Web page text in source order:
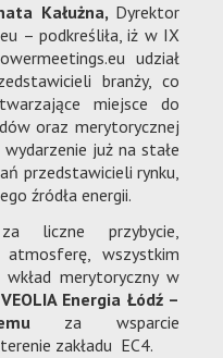
Kałużna, Dyrektor
– podkreśliła, iż w IX
udział
branży, co
miejsce do
oraz merytorycznej
już na stałe
przedstawicieli rynku,
źródła energii.
liczne przybycie,
wszystkim
merytoryczny w
VEOLIA Energia Łódź –
za wsparcie
zakładu EC4.